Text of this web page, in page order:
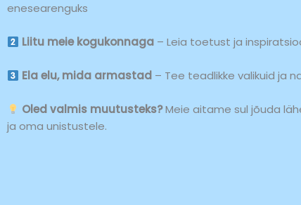
enesearenguks
Liitu meie kogukonnaga – Leia toetust ja
Ela elu, mida armastad – Tee teadlikke valikuid ja
Oled valmis muutusteks?Meie aitame sul jõuda
ja oma unistustele.